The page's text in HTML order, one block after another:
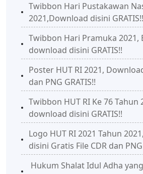
Twibbon Hari Pustakawan
2021,Download disini GRATIS!!
Twibbon Hari Pramuka 2021,
download disini GRATIS!!
Poster HUT RI 2021,
dan PNG GRATIS!!
Twibbon HUT RI Ke 76 Tahun
download disini GRATIS!!
Logo HUT RI 2021 Tahun
disini Gratis File CDR dan PNG
Hukum Shalat Idul Adha